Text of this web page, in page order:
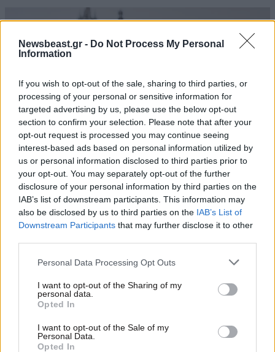
Newsbeast.gr - Do Not Process My Personal
Information
If you wish to opt-out of the sale, sharing to third parties, or
processing of your personal or sensitive information for
targeted advertising by us, please use the below opt-out
section to confirm your selection. Please note that after your
opt-out request is processed you may continue seeing
interest-based ads based on personal information utilized by
us or personal information disclosed to third parties prior to
your opt-out. You may separately opt-out of the further
disclosure of your personal information by third parties on the
IAB’s list of downstream participants. This information may
also be disclosed by us to third parties on the IAB’s List of
Downstream Participants that may further disclose it to other
Please note that this website/app uses one or more Google
not limited to your visit or usage behaviour. You may click to
grant or deny consent to Google and its third-party tags to
use your data for below specified purposes in below Google
consent section.
Personal Data Processing Opt Outs
I want to opt-out of the Sharing of my
personal data.
Opted In
I want to opt-out of the Sale of my
Personal Data.
Opted In
26·09·2023 10:26
Τα χειρότερα τουριστικά αξιοθέατα σε όλο τον κόσμο –
Ο «βρωμερός» προορισμός στην κορυφή της λίστας